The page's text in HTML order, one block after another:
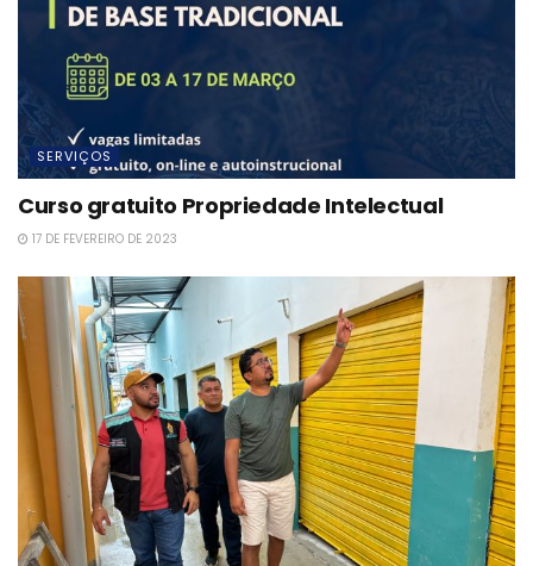
SERVIÇOS
Curso gratuito Propriedade Intelectual
17 DE FEVEREIRO DE 2023